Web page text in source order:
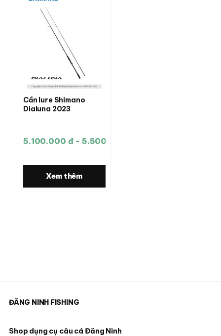
Cần lure Shimano
Dialuna 2023
5.100.000 đ - 5.500.000 đ
Xem thêm
ĐĂNG NINH FISHING
Shop dụng cụ câu cá Đăng Ninh